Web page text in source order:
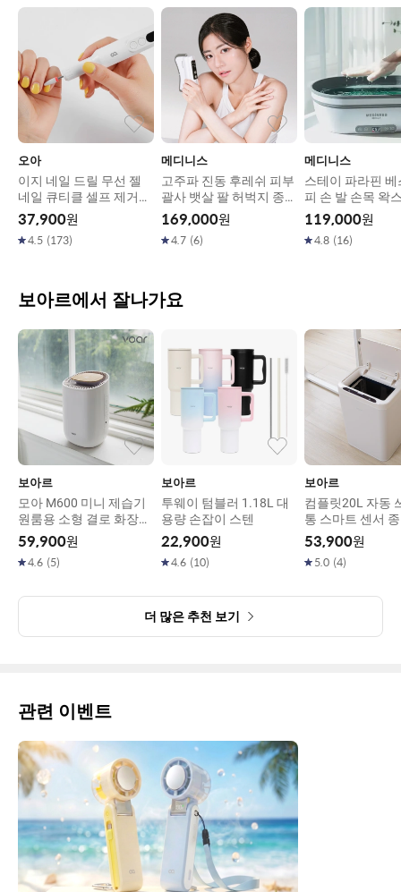
오아
이지 네일 드릴 무선 젤
네일 큐티클 셀프 제거기
전동 쏙오프 손톱 발톱 정
리기 그라인더 세신드릴
37,900원
4.5 (173)
메디니스
고주파 진동 후레쉬 피부
괄사 뱃살 팔 허벅지 종아
리 마사지기 MD-1270
169,000원
4.7 (6)
메디니스
스테이 파라핀 베
피 손 발 손목 왁
용해기 MD-143G
119,000원
4.8 (16)
보아르에서 잘나가요
보아르
모아 M600 미니 제습기
원룸용 소형 결로 화장실
욕실 드레스룸 습기제거
59,900원
4.6 (5)
보아르
투웨이 텀블러 1.18L 대
용량 손잡이 스텐
22,900원
4.6 (10)
보아르
컴플릿20L 자동
통 스마트 센서
지통
53,900원
5.0 (4)
더 많은 추천 보기
관련 이벤트